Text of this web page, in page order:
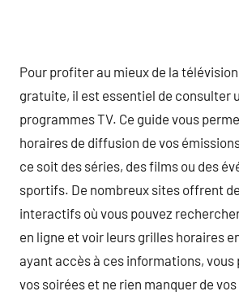
Pour profiter au mieux de la
gratuite, il est essentiel de consulter
programmes TV. Ce guide vous
horaires de diffusion de vos
ce soit des séries, des films ou des
sportifs. De nombreux sites offrent
interactifs où vous pouvez
en ligne et voir leurs grilles horaires
ayant accès à ces informations,
vos soirées et ne rien manquer de